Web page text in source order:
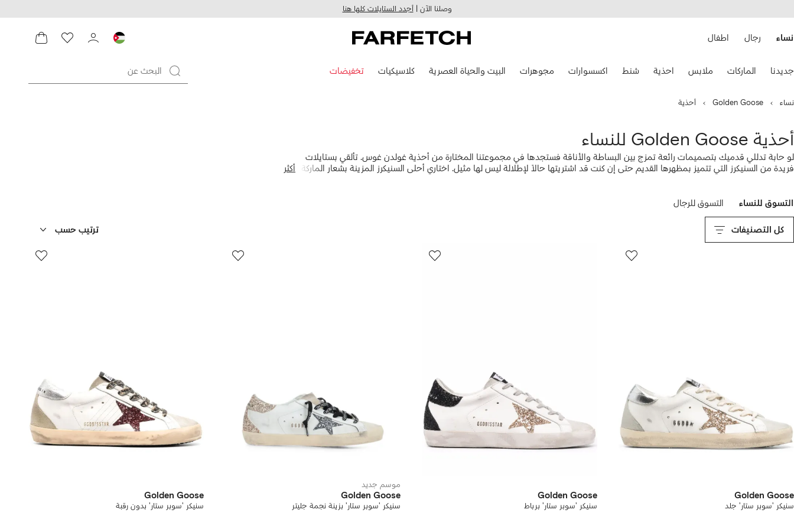
للمحتوى
وصلنا الآن | أجدد الستايلات كلها هنا
نساء رجال اطفال
جديدنا الماركات ملابس احذية شنط اكسسوارات مجوهرات البيت والحياة العصرية كلاسيكيات تخفيضات
نساء Golden Goose أحذية
أحذية Golden Goose للنساء
لو حابة تدللي قدميك بتصميمات رائعة تمزج بين البساطة والأناقة فستجدها في مجموعتنا المختارة من أحذية غولدن غوس. تألقي بستايلات
فريدة من السنيكرز التي تتميز بمظهرها القديم حتى إن كنت قد اشتريتها حالاً لإطلالة ليس لها مثيل. اختاري أحلى السنيكرز المزينة بشعار الماركة أوأكثر
التسوق للنساء التسوق للرجال
كل التصنيفات ترتيب حسب
Golden Goose
سنيكر 'سوبر ستار' جلد
Golden Goose
سنيكر 'سوبر ستار' برباط
موسم جديد
Golden Goose
سنيكر 'سوبر ستار' بزينة نجمة جليتر
Golden Goose
سنيكر 'سوبر ستار' بدون رقبة